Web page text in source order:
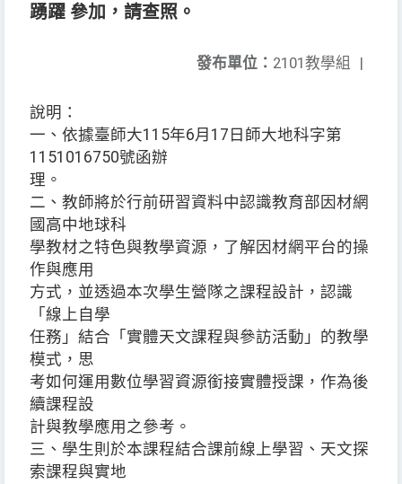
踴躍 參加，請查照。
發布單位： 2101教學組 |
說明：
一、依據臺師大115年6月17日師大地科字第
1151016750號函辦
理。
二、教師將於行前研習資料中認識教育部因材網
國高中地球科
學教材之特色與教學資源，了解因材網平台的操
作與應用
方式，並透過本次學生營隊之課程設計，認識
「線上自學
任務」結合「實體天文課程與參訪活動」的教學
模式，思
考如何運用數位學習資源銜接實體授課，作為後
續課程設
計與教學應用之參考。
三、學生則於本課程結合課前線上學習、天文探
索課程與實地